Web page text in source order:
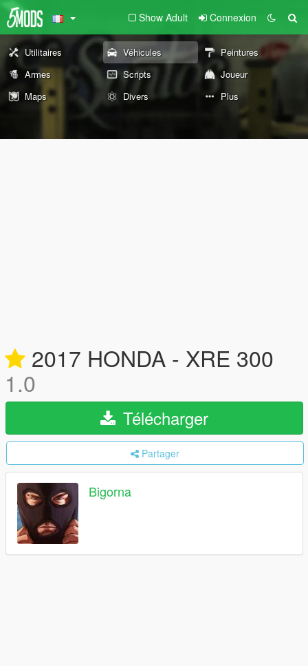
Show Adult Connexion
Utilitaires Véhicules
Peintures
Armes
Scripts
Joueur
Maps
Divers Plus
2017 HONDA - XRE 300
1.0
Télécharger
Partager
Bigorna